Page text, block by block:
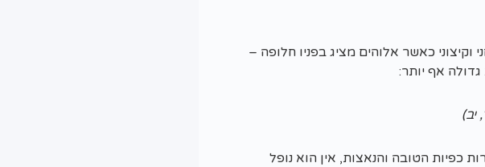
כאשר אלוהים מציג בפניו חלופה –
אף יותר:
יב)
כפיות הטובה והנאצות, אין הוא נופל